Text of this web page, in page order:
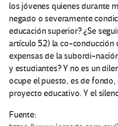
los jóvenes quienes durante
negado o severamente
educación superior? ¿Se
artículo 52) la co-conducción
expensas de la subordi-
y estudiantes? Y no es un
ocupe el puesto, es de
proyecto educativo. Y el
Fuente: